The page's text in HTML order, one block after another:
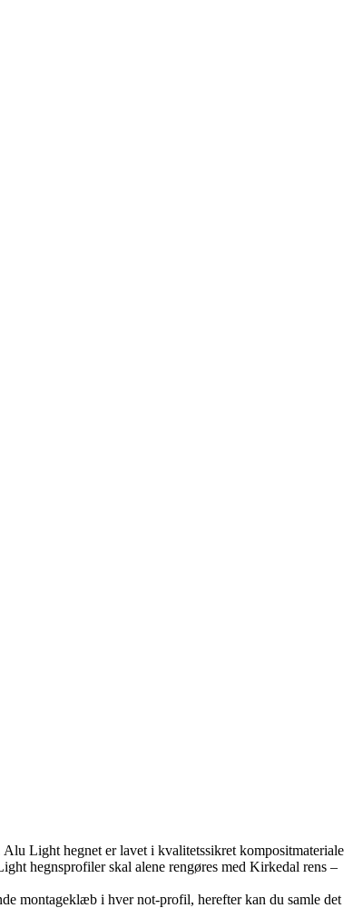
Light hegnet er lavet i kvalitetssikret kompositmateriale
hegnsprofiler skal alene rengøres med Kirkedal rens –
montageklæb i hver not-profil, herefter kan du samle det